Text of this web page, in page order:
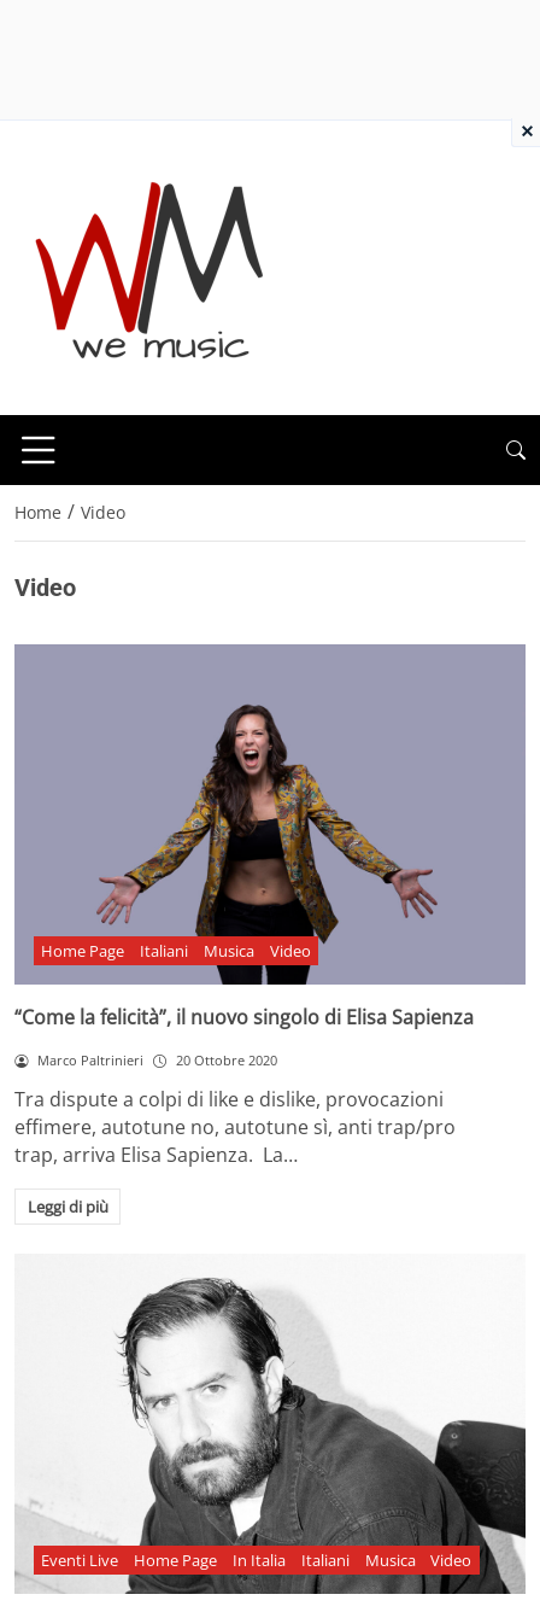
Home / Video
Video
Home Page Italiani Musica Video
“Come la felicità”, il nuovo singolo di Elisa Sapienza
Marco Paltrinieri 20 Ottobre 2020
Tra dispute a colpi di like e dislike, provocazioni
effimere, autotune no, autotune sì, anti trap/pro
trap, arriva Elisa Sapienza. La…
Leggi di più
Eventi Live Home Page In Italia Italiani Musica Video
×